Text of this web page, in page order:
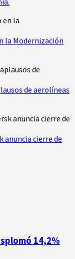
la Modernización
de aerolíneas
anuncia cierre de
14,2%